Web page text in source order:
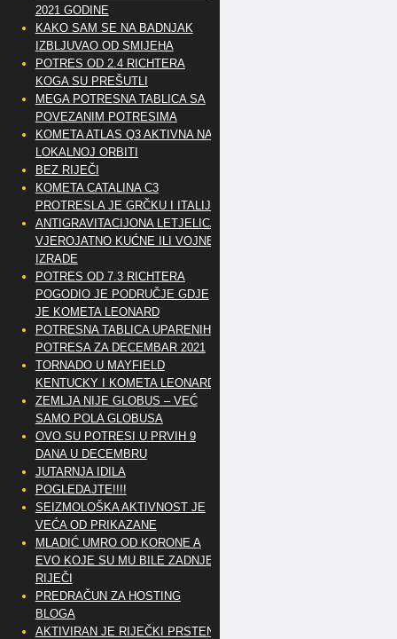
2021 GODINE
KAKO SAM SE NA BADNJAK
IZBLJUVAO OD SMIJEHA
POTRES OD 2.4 RICHTERA
KOGA SU PREŠUTLI
MEGA POTRESNA TABLICA SA
POVEZANIM POTRESIMA
KOMETA ATLAS Q3 AKTIVNA NA
LOKALNOJ ORBITI
BEZ RIJEČI
KOMETA CATALINA C3
PROTRESLA JE GRČKU I ITALIJU
ANTIGRAVITACIJONA LETJELICA
VJEROJATNO KUĆNE ILI VOJNE
IZRADE
POTRES OD 7.3 RICHTERA
POGODIO JE PODRUČJE GDJE
JE KOMETA LEONARD
POTRESNA TABLICA UPARENIH
POTRESA ZA DECEMBAR 2021
TORNADO U MAYFIELD
KENTUCKY I KOMETA LEONARD
ZEMLJA NIJE GLOBUS – VEĆ
SAMO POLA GLOBUSA
OVO SU POTRESI U PRVIH 9
DANA U DECEMBRU
JUTARNJA IDILA
POGLEDAJTE!!!!
SEIZMOLOŠKA AKTIVNOST JE
VEĆA OD PRIKAZANE
MLADIĆ UMRO OD KORONE A
EVO KOJE SU MU BILE ZADNJE
RIJEČI
PREDRAČUN ZA HOSTING
BLOGA
AKTIVIRAN JE RIJEČKI PRSTEN